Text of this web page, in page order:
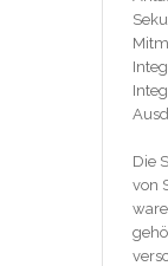
Die
von